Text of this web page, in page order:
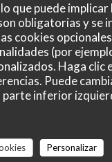
que puede
obligatorias y se
cookies
(por
Haga clic
Puede
inferior
Personalizar
/5 Calidad / Precio
: 5/5 Calidad / Precio: